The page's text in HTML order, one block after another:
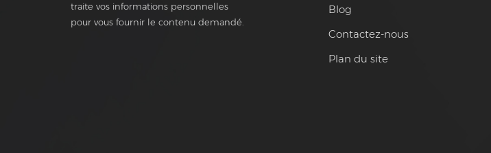
traite vos informations personnelles
pour vous fournir le contenu demandé.
Blog
Contactez-nous
Plan du site